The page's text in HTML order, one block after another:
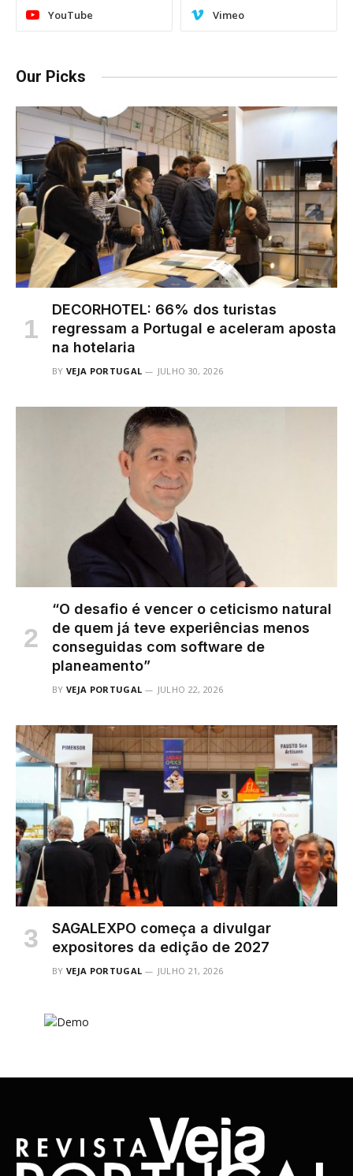
YouTube Vimeo
Our Picks
DECORHOTEL: 66% dos turistas
regressam a Portugal e aceleram aposta
na hotelaria
BY VEJA PORTUGAL JULHO 30, 2026
“O desafio é vencer o ceticismo natural
de quem já teve experiências menos
conseguidas com software de
planeamento”
BY VEJA PORTUGAL JULHO 22, 2026
SAGALEXPO começa a divulgar
expositores da edição de 2027
BY VEJA PORTUGAL JULHO 21, 2026